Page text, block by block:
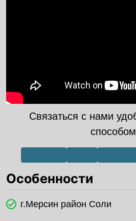
Связаться с нами
Особенности
г.Мерсин район Соли